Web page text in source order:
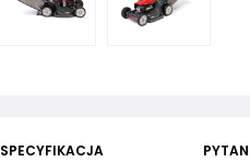
SPECYFIKACJA